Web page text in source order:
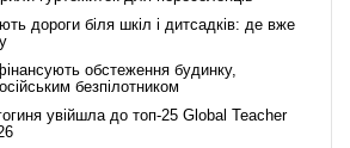
дороги біля шкіл і дитсадків: де вже
обстеження будинку,
безпілотником
увійшла до топ-25 Global Teacher